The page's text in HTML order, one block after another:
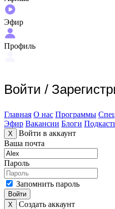
Эфир
Профиль
Войти /
Главная О нас Программы
Эфир Вакансии Блоги
X
Войти в аккаунт
Ваша почта
Пароль
Запомнить пароль
Войти
X
Создать аккаунт